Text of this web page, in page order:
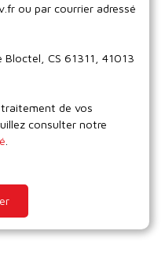
ou par courrier adressé
Bloctel, CS 61311, 41013
de vos
consulter notre